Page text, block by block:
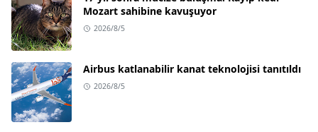
Mozart sahibine kavuşuyor
2026/8/5
Airbus katlanabilir kanat teknolojisi tanıtıldı
2026/8/5